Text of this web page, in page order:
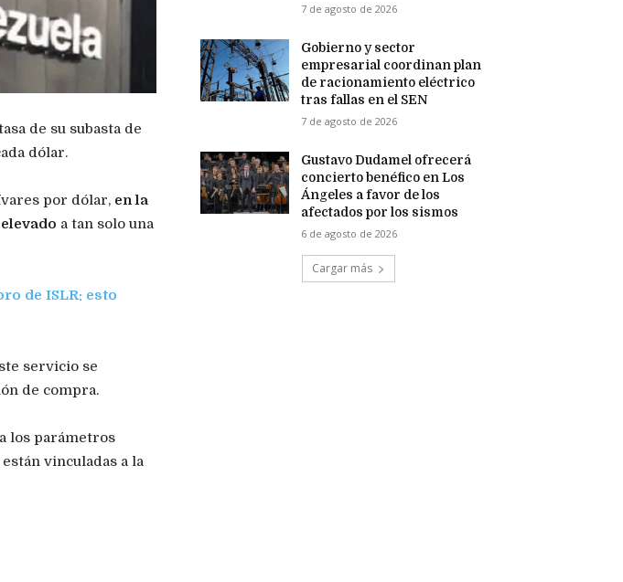
de su subasta de
dólar.
por dólar, en la
a tan solo una
de ISLR: esto
servicio se
de compra.
los parámetros
vinculadas a la
7 de agosto de 2026
Gobierno y sector
empresarial coordinan plan
de racionamiento eléctrico
tras fallas en el SEN
7 de agosto de 2026
Gustavo Dudamel ofrecerá
concierto benéfico en Los
Ángeles a favor de los
afectados por los sismos
6 de agosto de 2026
Cargar más